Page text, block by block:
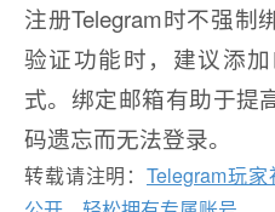
注册Telegram时不强制
验证功能时，建议添
式。绑定邮箱有助于提
码遗忘而无法登录。
转载请注明： Telegram玩家